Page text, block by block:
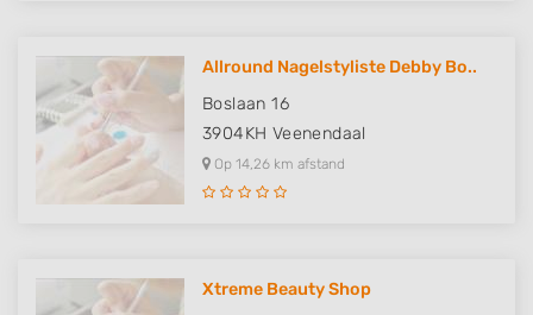
Allround Nagelstyliste Debby Bo..
Boslaan 16
3904KH Veenendaal
Op 14,26 km afstand
Xtreme Beauty Shop